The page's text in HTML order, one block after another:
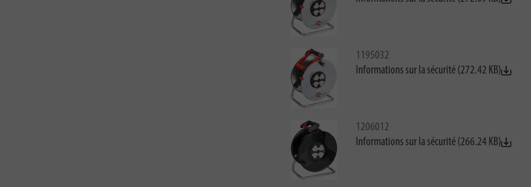
1195032
Informations sur la sécurité (272.42 KB)
1206012
Informations sur la sécurité (266.24 KB)